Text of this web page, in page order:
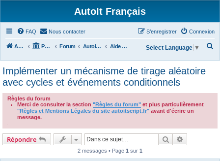
AutoIt Français
FAQ Nous contacter Connexion
S’enregistrer
Accueil Portail Forum Autoit v3 Aide Générale
e
h
Select Language ▼
Implémenter un mécanisme de tirage aléatoire
avec cycles et événements conditionnels
Règles du forum
Merci de consulter la section "Règles du forum" et plus particulièrement
"Règles et Mentions Légales du site autoitscript.fr" avant d'écrire un
message.
Répondre Rechercher
2 messages • Page 1 sur 1